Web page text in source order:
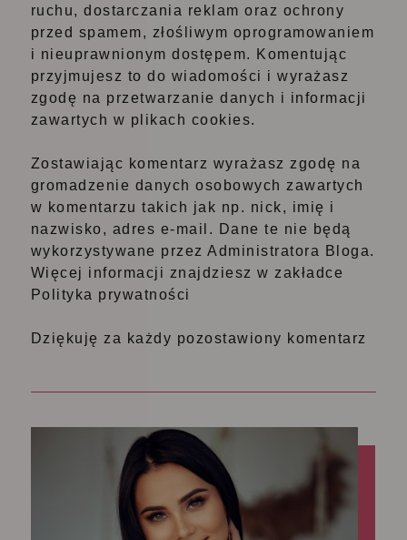
ruchu, dostarczania reklam oraz ochrony
przed spamem, złośliwym oprogramowaniem
i nieuprawnionym dostępem. Komentując
przyjmujesz to do wiadomości i wyrażasz
zgodę na przetwarzanie danych i informacji
zawartych w plikach cookies.
Zostawiając komentarz wyrażasz zgodę na
gromadzenie danych osobowych zawartych
w komentarzu takich jak np. nick, imię i
nazwisko, adres e-mail. Dane te nie będą
wykorzystywane przez Administratora Bloga.
Więcej informacji znajdziesz w zakładce
Polityka prywatności
Dziękuję za każdy pozostawiony komentarz